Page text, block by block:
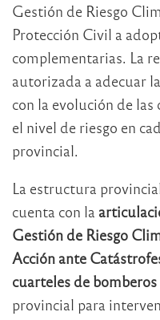
Gestión de Riesgo
Protección Civil a
complementarias. La
autorizada a adecuar
con la evolución de
el nivel de riesgo en
provincial.
La estructura
cuenta con la
Gestión de Riesgo
Acción ante
cuarteles de
provincial para